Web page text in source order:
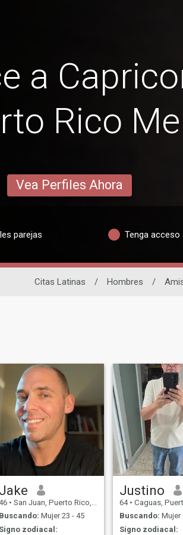
a
Rico
Vea Perfiles Ahora
parejas Tenga acceso
Citas Latinas / Hombres /
Jake
• San Juan, Puerto Rico, Puerto Rico
Buscando: Mujer 23 - 45
Signo zodiacal:
Justino
64 • Caguas, Puerto Rico,
Buscando: Mujer
Signo zodiacal: